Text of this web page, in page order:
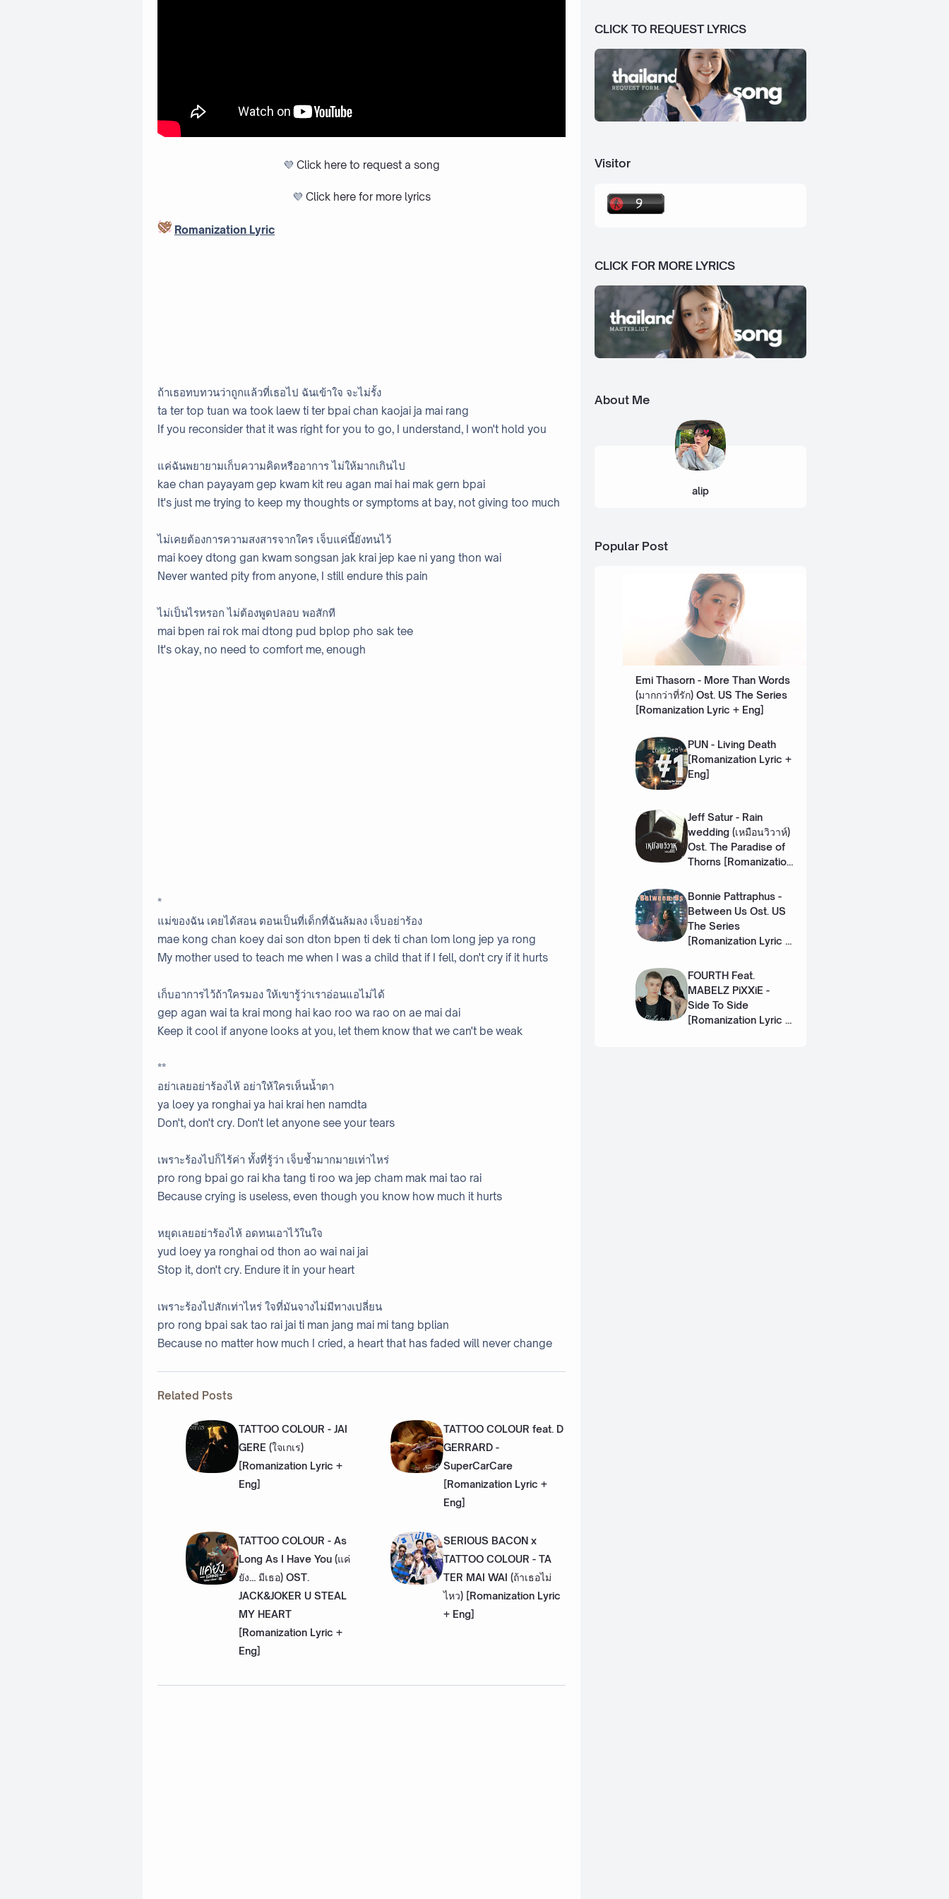
💜 Click here to request a song
💜 Click here for more lyrics
Romanization Lyric
ถ้าเธอทบทวนว่าถูกแล้วที่เธอไป ฉันเข้าใจ จะไม่รั้ง
ta ter top tuan wa took laew ti ter bpai chan kaojai ja mai rang
If you reconsider that it was right for you to go, I understand, I won't hold you
แค่ฉันพยายามเก็บความคิดหรืออาการ ไม่ให้มากเกินไป
kae chan payayam gep kwam kit reu agan mai hai mak gern bpai
It's just me trying to keep my thoughts or symptoms at bay, not giving too much
ไม่เคยต้องการความสงสารจากใคร เจ็บแค่นี้ยังทนไว้
mai koey dtong gan kwam songsan jak krai jep kae ni yang thon wai
Never wanted pity from anyone, I still endure this pain
ไม่เป็นไรหรอก ไม่ต้องพูดปลอบ พอสักที
mai bpen rai rok mai dtong pud bplop pho sak tee
It's okay, no need to comfort me, enough
*
แม่ของฉัน เคยได้สอน ตอนเป็นที่เด็กที่ฉันล้มลง เจ็บอย่าร้อง
mae kong chan koey dai son dton bpen ti dek ti chan lom long jep ya rong
My mother used to teach me when I was a child that if I fell, don't cry if it hurts
เก็บอาการไว้ถ้าใครมอง ให้เขารู้ว่าเราอ่อนแอไม่ได้
gep agan wai ta krai mong hai kao roo wa rao on ae mai dai
Keep it cool if anyone looks at you, let them know that we can't be weak
**
อย่าเลยอย่าร้องไห้ อย่าให้ใครเห็นน้ำตา
ya loey ya ronghai ya hai krai hen namdta
Don't, don't cry. Don't let anyone see your tears
เพราะร้องไปก็ไร้ค่า ทั้งที่รู้ว่า เจ็บช้ำมากมายเท่าไหร่
pro rong bpai go rai kha tang ti roo wa jep cham mak mai tao rai
Because crying is useless, even though you know how much it hurts
หยุดเลยอย่าร้องไห้ อดทนเอาไว้ในใจ
yud loey ya ronghai od thon ao wai nai jai
Stop it, don't cry. Endure it in your heart
เพราะร้องไปสักเท่าไหร่ ใจที่มันจางไม่มีทางเปลี่ยน
pro rong bpai sak tao rai jai ti man jang mai mi tang bplian
Because no matter how much I cried, a heart that has faded will never change
Related Posts
TATTOO COLOUR - JAI
GERE (ใจเกเร)
[Romanization Lyric +
Eng]
TATTOO COLOUR feat. D
GERRARD -
SuperCarCare
[Romanization Lyric +
Eng]
TATTOO COLOUR - As
Long As I Have You (แค่
ยัง… มีเธอ) OST.
JACK&JOKER U STEAL
MY HEART
[Romanization Lyric +
Eng]
SERIOUS BACON x
TATTOO COLOUR - TA
TER MAI WAI (ถ้าเธอไม่
ไหว) [Romanization Lyric
+ Eng]
CLICK TO REQUEST LYRICS
Visitor
CLICK FOR MORE LYRICS
About Me
alip
Popular Post
Emi Thasorn - More Than Words
(มากกว่าที่รัก) Ost. US The Series
[Romanization Lyric + Eng]
PUN - Living Death
[Romanization Lyric +
Eng]
Jeff Satur - Rain
wedding (เหมือนวิวาห์)
Ost. The Paradise of
Thorns [Romanization
Bonnie Pattraphus -
Between Us Ost. US
The Series
[Romanization Lyric +
FOURTH Feat.
MABELZ PiXXiE -
Side To Side
[Romanization Lyric +